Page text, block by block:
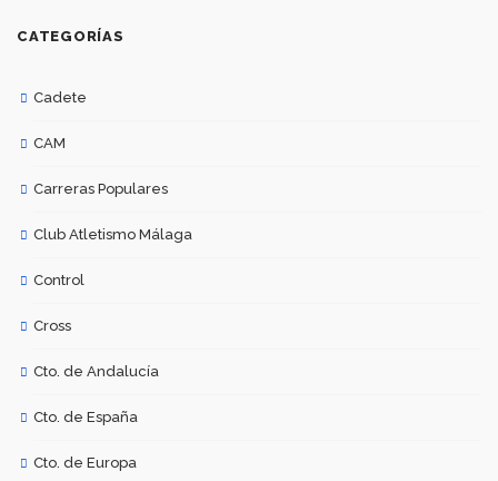
CATEGORÍAS
Cadete
CAM
Carreras Populares
Club Atletismo Málaga
Control
Cross
Cto. de Andalucía
Cto. de España
Cto. de Europa